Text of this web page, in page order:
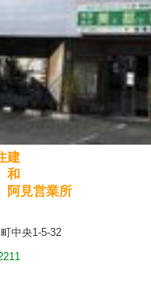
建
和
阿見営業所
中央1-5-32